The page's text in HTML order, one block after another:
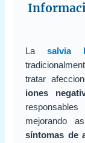
Lasalvia
tratar
iones
mejorando
síntomas de